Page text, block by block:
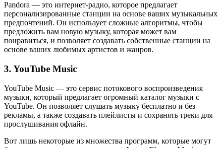
Pandora — это интернет-радио, которое предлагает
персонализированные станции на основе ваших музыкальных
предпочтений. Он использует сложные алгоритмы, чтобы
предложить вам новую музыку, которая может вам
понравиться, и позволяет создавать собственные станции на
основе ваших любимых артистов и жанров.
3. YouTube Music
YouTube Music — это сервис потокового воспроизведения
музыки, который предлагает огромный каталог музыки с
YouTube. Он позволяет слушать музыку бесплатно и без
рекламы, а также создавать плейлисты и сохранять треки для
прослушивания офлайн.
Вот лишь некоторые из множества программ, которые могут